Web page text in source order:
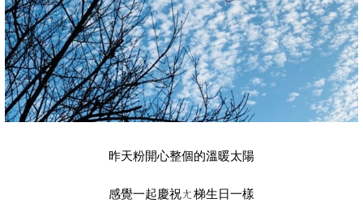
昨天粉開心整個的溫暖太陽
感覺一起慶祝ㄤ梯生日一樣